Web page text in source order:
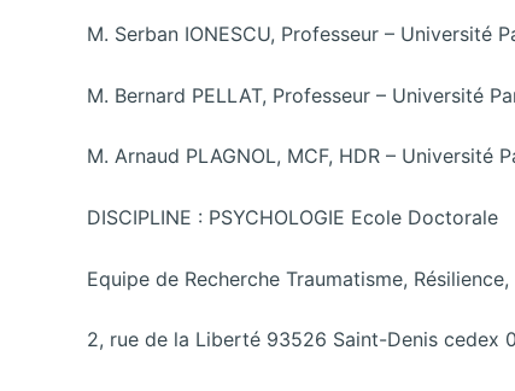
M. Serban IONESCU, Professeur – Université
M. Bernard PELLAT, Professeur – Université
M. Arnaud PLAGNOL, MCF, HDR – Université
DISCIPLINE : PSYCHOLOGIE Ecole Doctorale
Equipe de Recherche Traumatisme,
2, rue de la Liberté 93526 Saint-Denis cedex